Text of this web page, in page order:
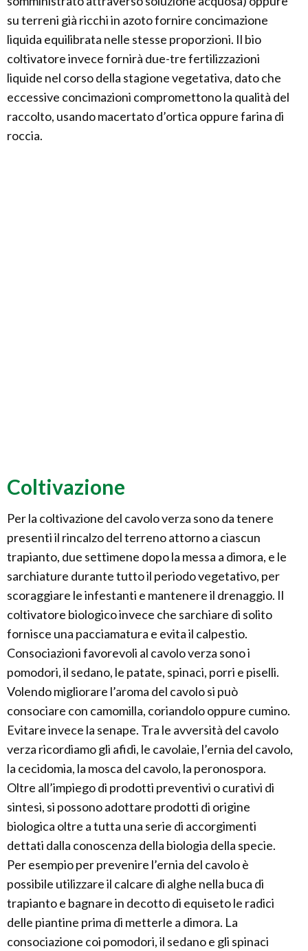
su terreni già ricchi in azoto fornire concimazione
liquida equilibrata nelle stesse proporzioni. Il bio
coltivatore invece fornirà due-tre fertilizzazioni
liquide nel corso della stagione vegetativa, dato che
eccessive concimazioni compromettono la qualità del
raccolto, usando macertato d’ortica oppure farina di
roccia.
Coltivazione
Per la coltivazione del cavolo verza sono da tenere
presenti il rincalzo del terreno attorno a ciascun
trapianto, due settimene dopo la messa a dimora, e le
sarchiature durante tutto il periodo vegetativo, per
scoraggiare le infestanti e mantenere il drenaggio. Il
coltivatore biologico invece che sarchiare di solito
fornisce una pacciamatura e evita il calpestio.
Consociazioni favorevoli al cavolo verza sono i
pomodori, il sedano, le patate, spinaci, porri e piselli.
Volendo migliorare l’aroma del cavolo si può
consociare con camomilla, coriandolo oppure cumino.
Evitare invece la senape. Tra le avversità del cavolo
verza ricordiamo gli afidi, le cavolaie, l’ernia del cavolo,
la cecidomia, la mosca del cavolo, la peronospora.
Oltre all’impiego di prodotti preventivi o curativi di
sintesi, si possono adottare prodotti di origine
biologica oltre a tutta una serie di accorgimenti
dettati dalla conoscenza della biologia della specie.
Per esempio per prevenire l’ernia del cavolo è
possibile utilizzare il calcare di alghe nella buca di
trapianto e bagnare in decotto di equiseto le radici
delle piantine prima di metterle a dimora. La
consociazione coi pomodori, il sedano e gli spinaci